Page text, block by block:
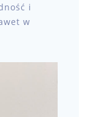
i
w